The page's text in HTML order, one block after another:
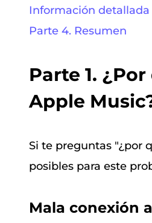
Información
Parte 4. Resumen
Parte 1.
Apple
Si te preguntas "¿por
posibles para este
Mala conexión